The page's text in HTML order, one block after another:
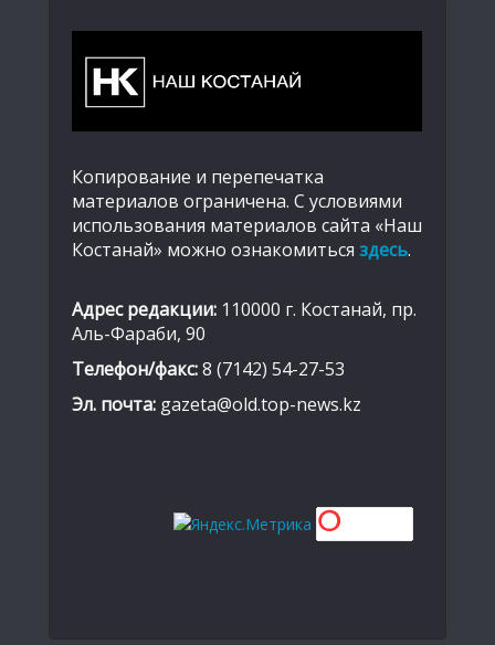
Копирование и перепечатка
материалов ограничена. С условиями
использования материалов сайта «Наш
Костанай» можно ознакомиться здесь.
Адрес редакции: 110000 г. Костанай, пр.
Аль-Фараби, 90
Телефон/факс:8 (7142) 54-27-53
Эл. почта: gazeta@old.top-news.kz